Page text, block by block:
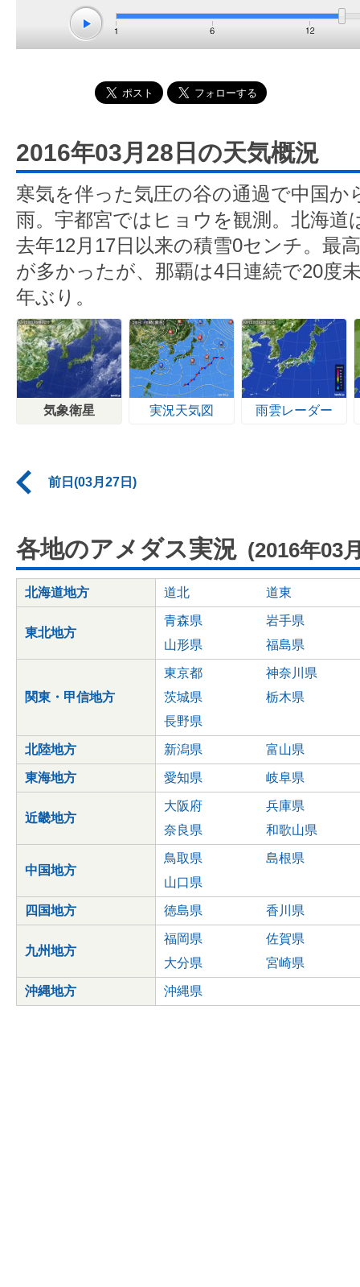
2016年03月28日の天気概況
寒気を伴った気圧の谷の通過で中国か
雨。宇都宮ではヒョウを観測。北海道
去年12月17日以来の積雪0センチ。最
が多かったが、那覇は4日連続で20度
年ぶり。
気象衛星 実況天気図 雨雲レーダー
前日(03月27日)
各地のアメダス実況 (2016年03
北海道地方 道北 道東
東北地方
青森県
岩手県
山形県
福島県
関東・甲信地方
東京都
神奈川県
茨城県
栃木県
長野県
北陸地方 新潟県 富山県
東海地方 愛知県 岐阜県
近畿地方
大阪府
兵庫県
奈良県
和歌山県
中国地方
鳥取県
島根県
山口県
四国地方 徳島県 香川県
九州地方
福岡県
佐賀県
大分県
宮崎県
沖縄地方 沖縄県